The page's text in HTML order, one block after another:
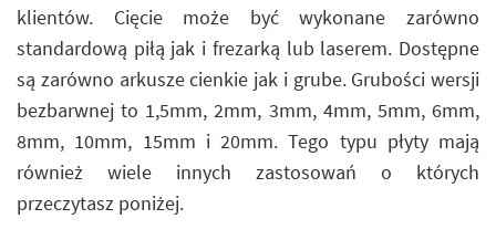
klientów. Cięcie może być wykonane zarówno
standardową piłą jak i frezarką lub laserem. Dostępne
są zarówno arkusze cienkie jak i grube. Grubości wersji
bezbarwnej to 1,5mm, 2mm, 3mm, 4mm, 5mm, 6mm,
8mm, 10mm, 15mm i 20mm. Tego typu płyty mają
również wiele innych zastosowań o których
przeczytasz poniżej.